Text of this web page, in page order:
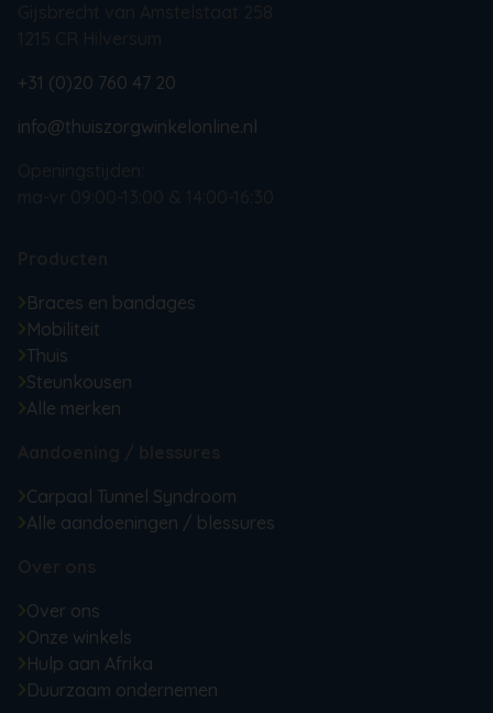
+31 (0)20 760 47 20
info@thuiszorgwinkelonline.nl
Braces en bandages
Mobiliteit
Thuis
Steunkousen
Alle merken
Carpaal Tunnel Syndroom
Alle aandoeningen / blessures
Over ons
Onze winkels
Hulp aan Afrika
Duurzaam ondernemen